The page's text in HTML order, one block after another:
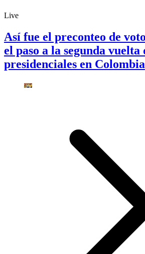
Live
Así fue el preconteo de
el paso a la segunda vuelta
presidenciales en Colombia